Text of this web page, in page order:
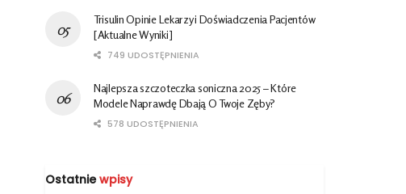
Trisulin Opinie Lekarzy i Doświadczenia Pacjentów
[Aktualne Wyniki]
749 UDOSTĘPNIENIA
Najlepsza szczoteczka soniczna 2025 – Które
Modele Naprawdę Dbają O Twoje Zęby?
578 UDOSTĘPNIENIA
Ostatniewpisy